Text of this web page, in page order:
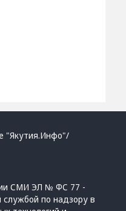
"Якутия.Инфо"/
СМИ ЭЛ № ФС 77 -
по надзору в